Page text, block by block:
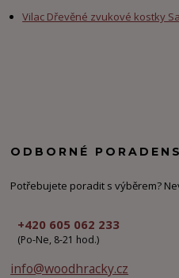
Vilac Dřevěné zvukové kostky
ODBORNÉ
Potřebujete poradit s výběrem?
+420 605 062 233
(Po-Ne, 8-21 hod.)
info@woodhracky.cz